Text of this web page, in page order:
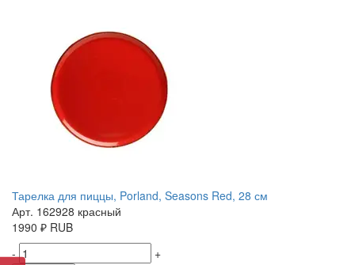
Тарелка для пиццы, Porland, Seasons Red, 28 см
Арт. 162928 красный
1990 ₽ RUB
-
+